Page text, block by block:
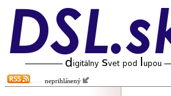
neprihlásený